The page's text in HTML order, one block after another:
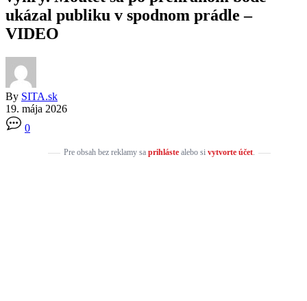
ukázal publiku v spodnom prádle –
VIDEO
By SITA.sk
19. mája 2026
0
Pre obsah bez reklamy sa prihlástealebo si vytvorte účet.